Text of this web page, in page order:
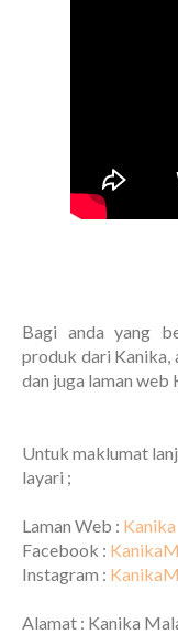
Bagi anda yang
produk dari Kanika,
dan juga laman web
Untuk maklumat
layari ;
Laman Web : Kanika
Facebook :
Instagram :
Alamat : Kanika